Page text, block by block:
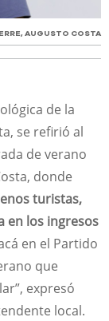
, AUGUSTO COSTA
de la
se refirió al
de verano
donde
turistas,
en los ingresos
en el Partido
que
expresó
local.